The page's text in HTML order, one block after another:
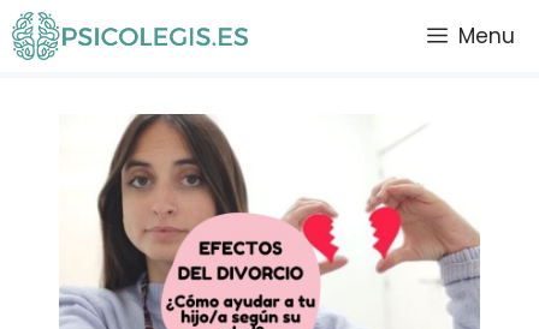
Saltar
al
Menu